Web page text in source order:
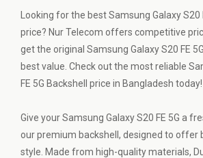
Looking for the best Samsung Galaxy S20
price? Nur Telecom offers competitive
get the original Samsung Galaxy S20 FE
best value. Check out the most reliable
FE 5G Backshell price in Bangladesh today!
Give your Samsung Galaxy S20 FE 5G a
our premium backshell, designed to offer
style. Made from high-quality materials,